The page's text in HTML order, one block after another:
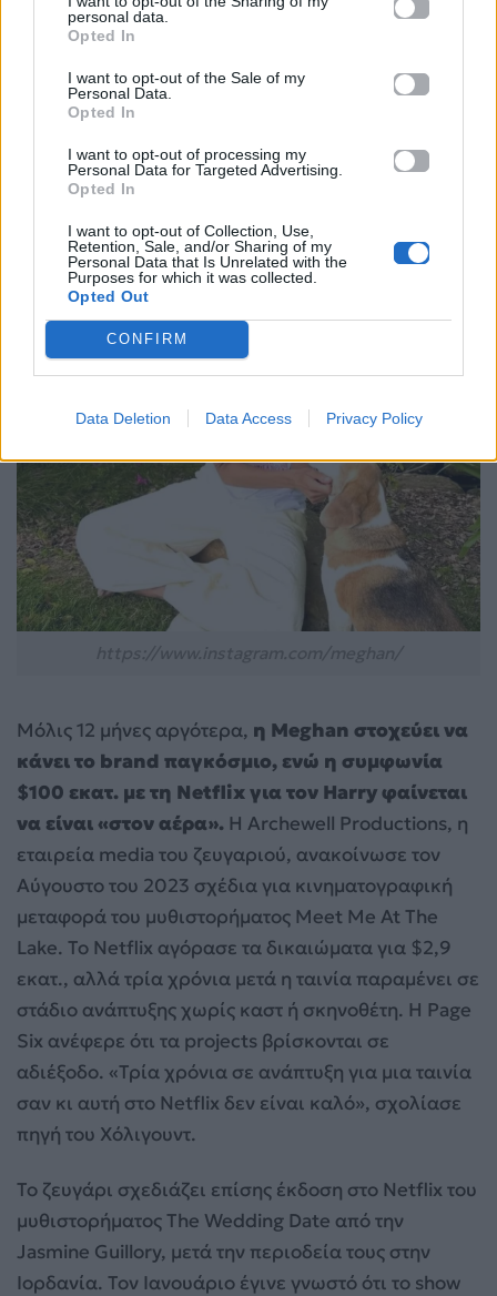
personal data.
Opted In
I want to opt-out of the Sale of my
Personal Data.
Opted In
I want to opt-out of processing my
Personal Data for Targeted Advertising.
Opted In
I want to opt-out of Collection, Use,
Retention, Sale, and/or Sharing of my
Personal Data that Is Unrelated with the
Purposes for which it was collected.
Opted Out
CONFIRM
Data Deletion Data Access Privacy Policy
Μόλις 12 μήνες αργότερα, η Meghan στοχεύει να
κάνει το brand παγκόσμιο, ενώ η συμφωνία
$100 εκατ. με τη Netflix για τον Harry φαίνεται
να είναι «στον αέρα». Η Archewell Productions, η
εταιρεία media του ζευγαριού, ανακοίνωσε τον
Αύγουστο του 2023 σχέδια για κινηματογραφική
μεταφορά του μυθιστορήματος Meet Me At The
Lake. Το Netflix αγόρασε τα δικαιώματα για $2,9
εκατ., αλλά τρία χρόνια μετά η ταινία παραμένει σε
στάδιο ανάπτυξης χωρίς καστ ή σκηνοθέτη. Η Page
Six ανέφερε ότι τα projects βρίσκονται σε
αδιέξοδο. «Τρία χρόνια σε ανάπτυξη για μια ταινία
σαν κι αυτή στο Netflix δεν είναι καλό», σχολίασε
πηγή του Χόλιγουντ.
Το ζευγάρι σχεδιάζει επίσης έκδοση στο Netflix του
μυθιστορήματος The Wedding Date από την
Jasmine Guillory, μετά την περιοδεία τους στην
Ιορδανία. Τον Ιανουάριο έγινε γνωστό ότι το show